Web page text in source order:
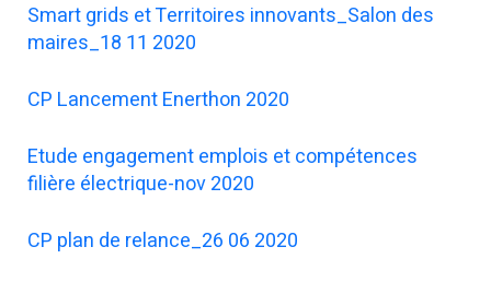
Smart grids et Territoires innovants_Salon des
maires_18 11 2020
CP Lancement Enerthon 2020
Etude engagement emplois et compétences
filière électrique-nov 2020
CP plan de relance_26 06 2020